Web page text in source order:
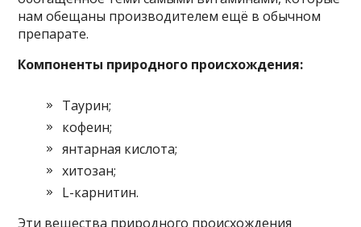
нам обещаны производителем ещё в обычном
препарате.
Компоненты природного происхождения:
Таурин;
кофеин;
янтарная кислота;
хитозан;
L-карнитин.
Эти вещества природного происхождения